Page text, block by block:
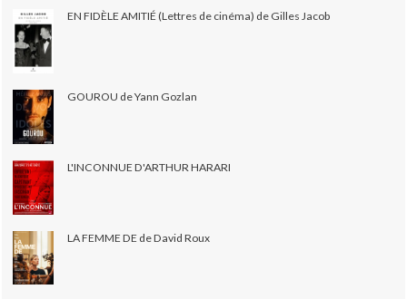
EN FIDÈLE AMITIÉ (Lettres de cinéma) de Gilles Jacob
GOUROU de Yann Gozlan
L'INCONNUE D'ARTHUR HARARI
LA FEMME DE de David Roux